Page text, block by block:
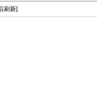
刷新]